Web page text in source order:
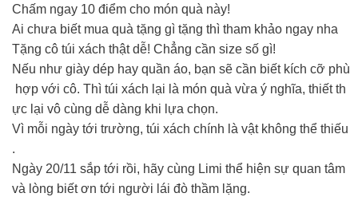
Chấm ngay 10 điểm cho món quà này!
Ai chưa biết mua quà tặng gì tặng thì tham khảo ngay nha
Tặng cô túi xách thật dễ! Chẳng cần size số gì!
Nếu như giày dép hay quần áo, bạn sẽ cần biết kích cỡ phù
hợp với cô. Thì túi xách lại là món quà vừa ý nghĩa, thiết th
ực lại vô cùng dễ dàng khi lựa chọn.
Vì mỗi ngày tới trường, túi xách chính là vật không thể thiếu
.
Ngày 20/11 sắp tới rồi, hãy cùng Limi thể hiện sự quan tâm
và lòng biết ơn tới người lái đò thầm lặng.